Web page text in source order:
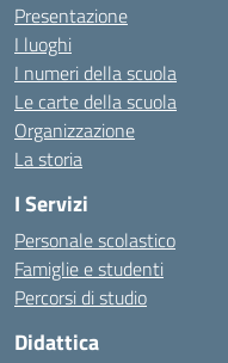
Presentazione
I luoghi
I numeri della scuola
Le carte della scuola
Organizzazione
La storia
I Servizi
Personale scolastico
Famiglie e studenti
Percorsi di studio
Didattica